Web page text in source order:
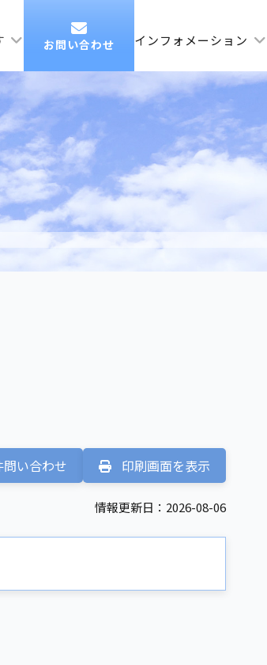
お問い合わせ インフォメーション
問い合わせ 印刷画面を表示
情報更新日：2026-08-06